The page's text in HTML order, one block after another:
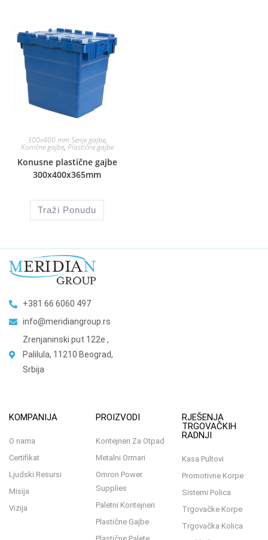
300x400 mm Serije gajbe,
Konične gajbe, Plastične gajbe
Konusne plastične gajbe
300x400x365mm
Traži Ponudu
+381 66 6060 497
info@meridiangroup.rs
Zrenjaninski put 122e ,
Palilula, 11210 Beograd,
Srbija
KOMPANIJA
O nama
Certifikat
Ljudski Resursi
Misija
Vizija
PROIZVODI
Kontejneri Za Otpad
Metalni Ormari
Omron Power
Supplies
Paletni Kontejneri
Plastične Gajbe
RJEŠENJA
TRGOVAČKIH
RADNJI
Kasa Pultovi
Promotivne Korpe
Sistemi Polica
Trgovačke Korpe
Trgovačka Kolica